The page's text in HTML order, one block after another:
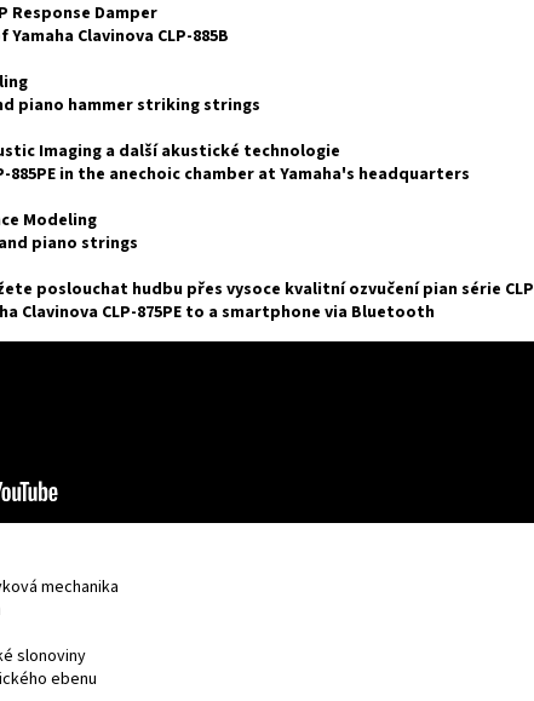
Response Damper
Imaging a další akustické technologie
Modeling
poslouchat hudbu přes vysoce kvalitní ozvučení pian série CLP
mechanika
slonoviny
ebenu